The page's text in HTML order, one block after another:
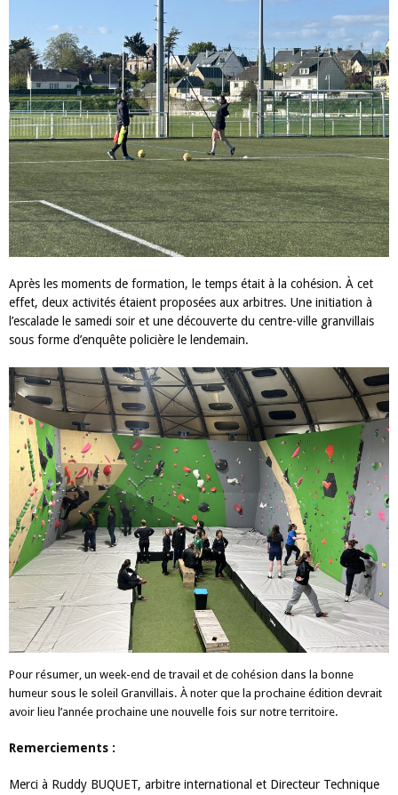
Après les moments de formation, le temps était à la cohésion. À cet
effet, deux activités étaient proposées aux arbitres. Une initiation à
l’escalade le samedi soir et une découverte du centre-ville granvillais
sous forme d’enquête policière le lendemain.
Pour résumer, un week-end de travail et de cohésion dans la bonne
humeur sous le soleil Granvillais. À noter que la prochaine édition devrait
avoir lieu l’année prochaine une nouvelle fois sur notre territoire.
Remerciements :
Merci à Ruddy BUQUET, arbitre international et Directeur Technique